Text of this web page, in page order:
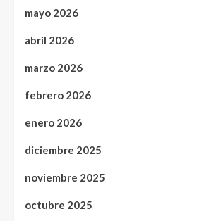
mayo 2026
abril 2026
marzo 2026
febrero 2026
enero 2026
diciembre 2025
noviembre 2025
octubre 2025